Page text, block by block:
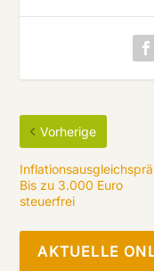
Vorherige
Bis zu 3.000 Euro
steuerfrei
AKTUELLE